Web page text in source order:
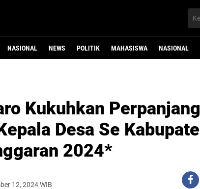
NASIONAL NEWS POLITIK MAHASISWA NASIONAL
Kukuhkan
Desa Se
2024*
12, 2024 WIB